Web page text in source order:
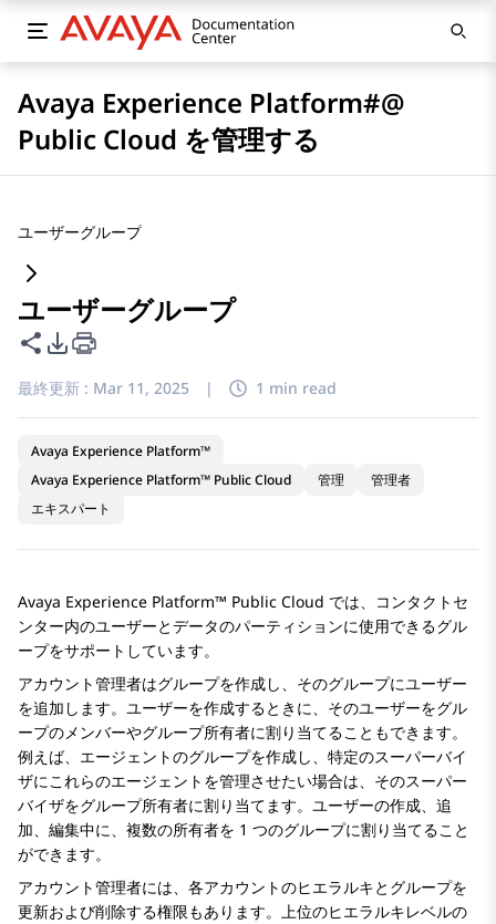
Avaya Experience Platform#@
Public Cloud を管理する
ユーザーグループ
ユーザーグループ
このページを共有
PDFエクスポートオプション
最終更新 : Mar 11, 2025 | 1 min read
Avaya Experience Platform™
Avaya Experience Platform™ Public Cloud
管理
管理者
エキスパート
Avaya Experience Platform™ Public Cloud では、コンタクトセ
ンター内のユーザーとデータのパーティションに使用できるグル
ープをサポートしています。
アカウント管理者はグループを作成し、そのグループにユーザー
を追加します。ユーザーを作成するときに、そのユーザーをグル
ープのメンバーやグループ所有者に割り当てることもできます。
例えば、エージェントのグループを作成し、特定のスーパーバイ
ザにこれらのエージェントを管理させたい場合は、そのスーパー
バイザをグループ所有者に割り当てます。ユーザーの作成、追
加、編集中に、複数の所有者を 1 つのグループに割り当てること
ができます。
アカウント管理者には、各アカウントのヒエラルキとグループを
更新および削除する権限もあります。上位のヒエラルキレベルの